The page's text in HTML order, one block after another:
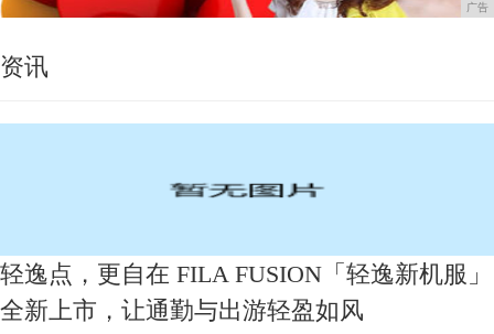
广告
资讯
轻逸点，更自在 FILA FUSION「轻逸新机服」
全新上市，让通勤与出游轻盈如风